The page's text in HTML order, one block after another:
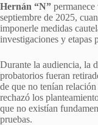
Hernán “N”
septiembre de 2025,
imponerle medidas
investigaciones y etapas
Durante la audiencia, la
probatorios fueran
de que no tenían
rechazó los
que no existían
pruebas.